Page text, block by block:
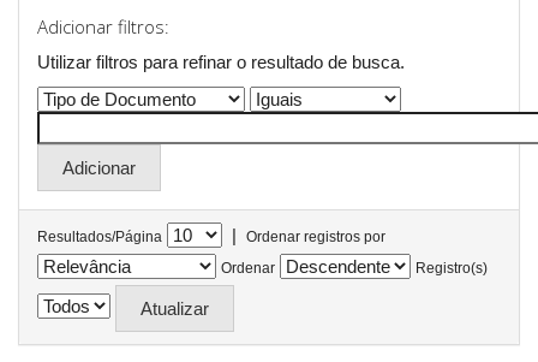
Adicionar filtros:
Utilizar filtros para refinar o resultado de busca.
Resultados/Página |
Ordenar registros por
Ordenar
Registro(s)